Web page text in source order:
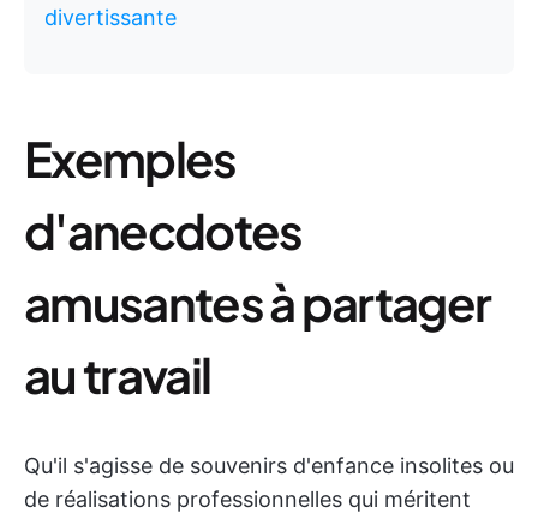
divertissante
Exemples
d'anecdotes
amusantes à partager
au travail
Qu'il s'agisse de souvenirs d'enfance insolites ou
de réalisations professionnelles qui méritent